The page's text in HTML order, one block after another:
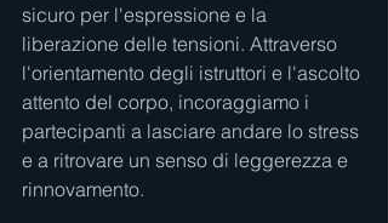
sicuro per l'espressione e la
liberazione delle tensioni. Attraverso
l'orientamento degli istruttori e l'ascolto
attento del corpo, incoraggiamo i
partecipanti a lasciare andare lo stress
e a ritrovare un senso di leggerezza e
rinnovamento.